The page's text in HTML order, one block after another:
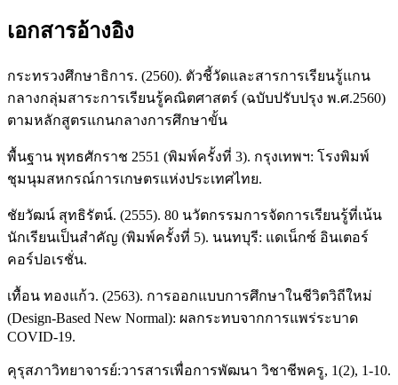
เอกสารอ้างอิง
กระทรวงศึกษาธิการ. (2560). ตัวชี้วัดและสารการเรียนรู้แกน
กลางกลุ่มสาระการเรียนรู้คณิตศาสตร์ (ฉบับปรับปรุง พ.ศ.2560)
ตามหลักสูตรแกนกลางการศึกษาขั้น
พื้นฐาน พุทธศักราช 2551 (พิมพ์ครั้งที่ 3). กรุงเทพฯ: โรงพิมพ์
ชุมนุมสหกรณ์การเกษตรแห่งประเทศไทย.
ชัยวัฒน์ สุทธิรัตน์. (2555). 80 นวัตกรรมการจัดการเรียนรู้ที่เน้น
นักเรียนเป็นสำคัญ (พิมพ์ครั้งที่ 5). นนทบุรี: แดเน็กซ์ อินเตอร์
คอร์ปอเรชั่น.
เทื้อน ทองแก้ว. (2563). การออกแบบการศึกษาในชีวิตวิถีใหม่
(Design-Based New Normal): ผลกระทบจากการแพร่ระบาด
COVID-19.
คุรุสภาวิทยาจารย์:วารสารเพื่อการพัฒนา วิชาชีพครู, 1(2), 1-10.